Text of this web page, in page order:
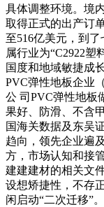
具体调整环境。境
取得正式的出产订
至516亿美元，到
属行业为“C2922塑
国度和地域敏捷成
PVC弹性地板企业
公 司PVC弹性地板
果好、防滑、不含
国海关数据及东吴
趋向，领先企业遍
方，市场认知和接
建建建材的相关文
设想矫捷性，不存
闲启动“二次迁移”